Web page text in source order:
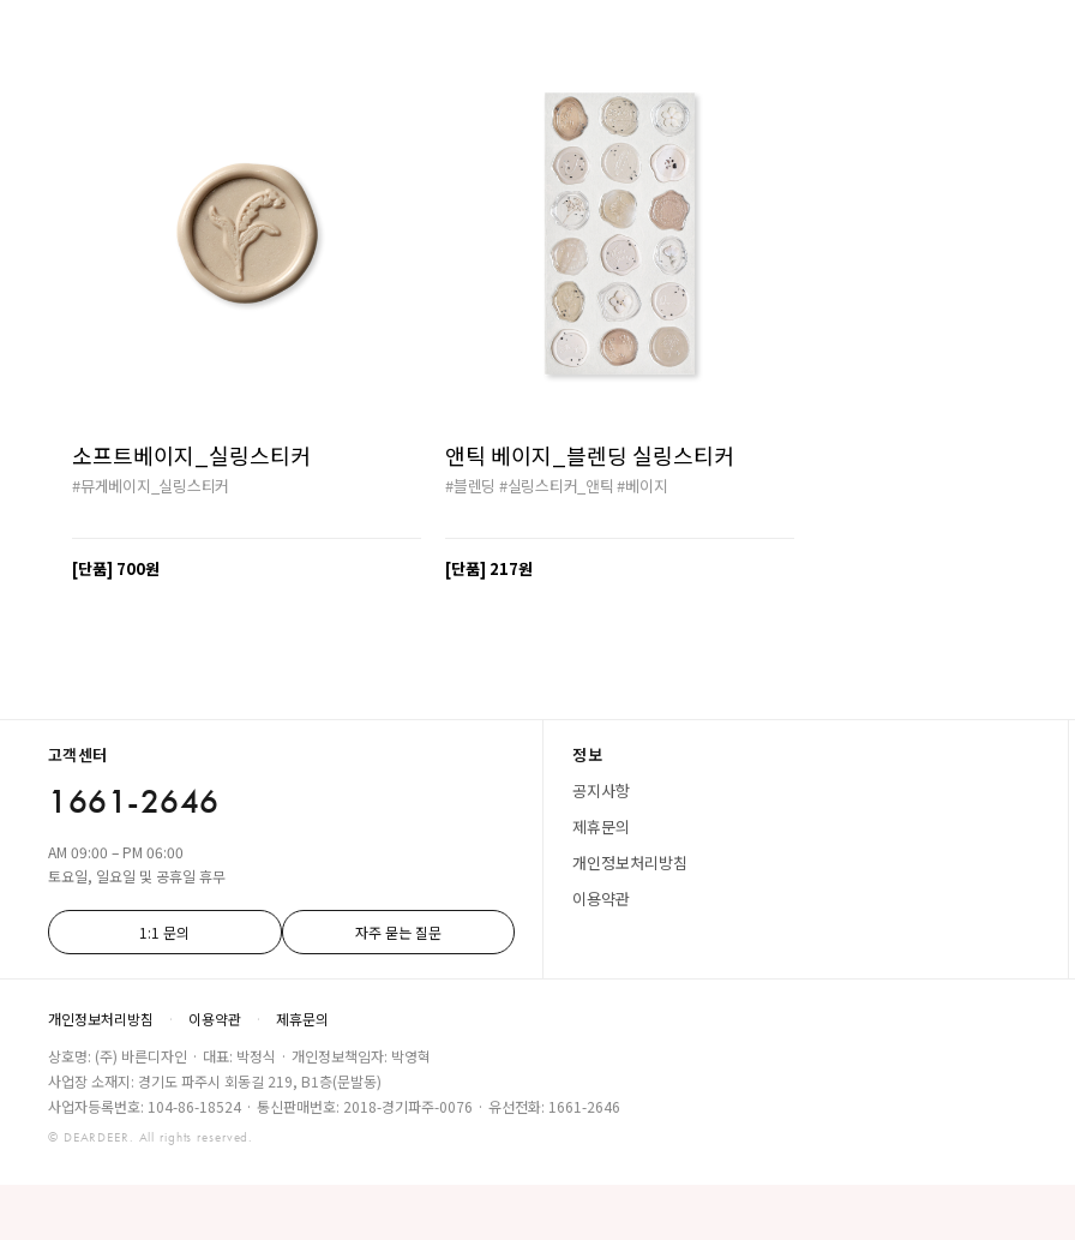
소프트베이지_실링스티커
#뮤게베이지_실링스티커
[단품] 700원
앤틱 베이지_블렌딩 실링스티커
#블렌딩 #실링스티커_앤틱 #베이지
[단품] 217원
고객센터
1661-2646
AM 09:00 – PM 06:00
토요일, 일요일 및 공휴일 휴무
1:1 문의 자주 묻는 질문
정보
공지사항
제휴문의
개인정보처리방침
이용약관
개인정보처리방침 · 이용약관 ·
제휴문의
상호명: (주) 바른디자인 · 대표: 박정식 · 개인정보책임자: 박영혁
사업장 소재지: 경기도 파주시 회동길 219, B1층(문발동)
사업자등록번호: 104-86-18524 · 통신판매번호: 2018-경기파주-0076 · 유선전화: 1661-2646
© DEARDEER. All rights reserved.